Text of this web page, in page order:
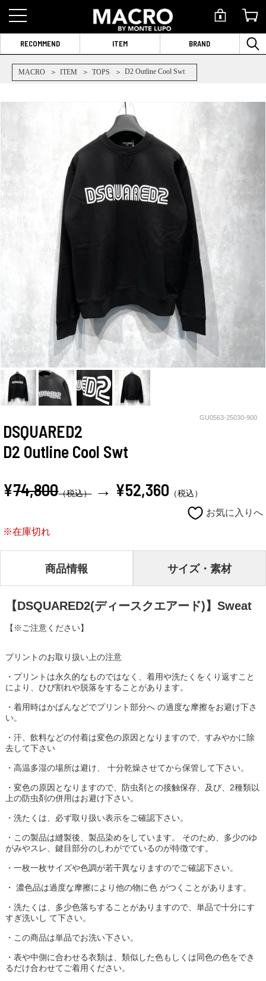
RECOMMEND ITEM BRAND
MACRO ITEM TOPS D2 Outline Cool Swt
GU0563-25030-900
DSQUARED2
D2 Outline Cool Swt
¥74,800（税込）→ ¥52,360 （税込）
お気に入りへ
※在庫切れ
商品情報 サイズ・素材
【DSQUARED2(ディースクエアード)】Sweat
【※ご注意ください】
プリントのお取り扱い上の注意
・プリントは永久的なものではなく、着用や洗たくをくり返すこと
により、ひび割れや脱落をすることがあります。
・着用時はかばんなどでプリント部分へ の過度な摩擦をお避け下さ
い。
・汗、飲料などの付着は変色の原因となりますので、すみやかに除
去して下さい
・高温多湿の場所は避け、 十分乾燥させてから保管して下さい。
・変色の原因となりますので、防虫剤との接触保存、及び、 2種類以
上の防虫剤の併用はお避け下さい。
・洗たくは、必ず取り扱い表示をご確認下さい。
・この製品は縫製後、製品染めをしています。
そのため、多少のゆ
がみやスレ、鍵目部分のしわがでているのが特徴です。
・一枚一枚サイズや色調が若干異なりますのでご確認下さい。
・ 濃色品は過度な摩擦により他の物に色 がつくことがあります。
・洗たくは、多少色落ちすることがありますので、単品で十分にす
すぎ洗いし て下さい。
・この商品は単品でお洗い下さい。
・表や中側に合わせる衣類は、類似した色もしくは同色の色をでき
るだけ合わせてご着用ください。